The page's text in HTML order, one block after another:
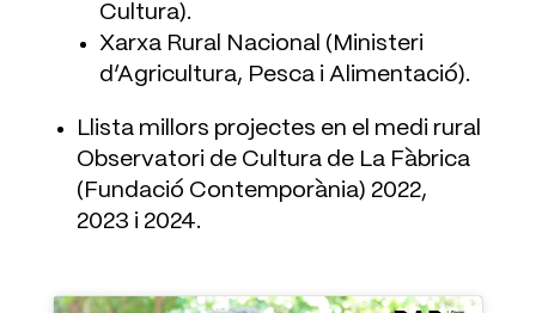
Cultura).
Xarxa Rural Nacional (Ministeri
d’Agricultura, Pesca i Alimentació).
Llista millors projectes en el medi rural
Observatori de Cultura de La Fàbrica
(Fundació Contemporània) 2022,
2023 i 2024.